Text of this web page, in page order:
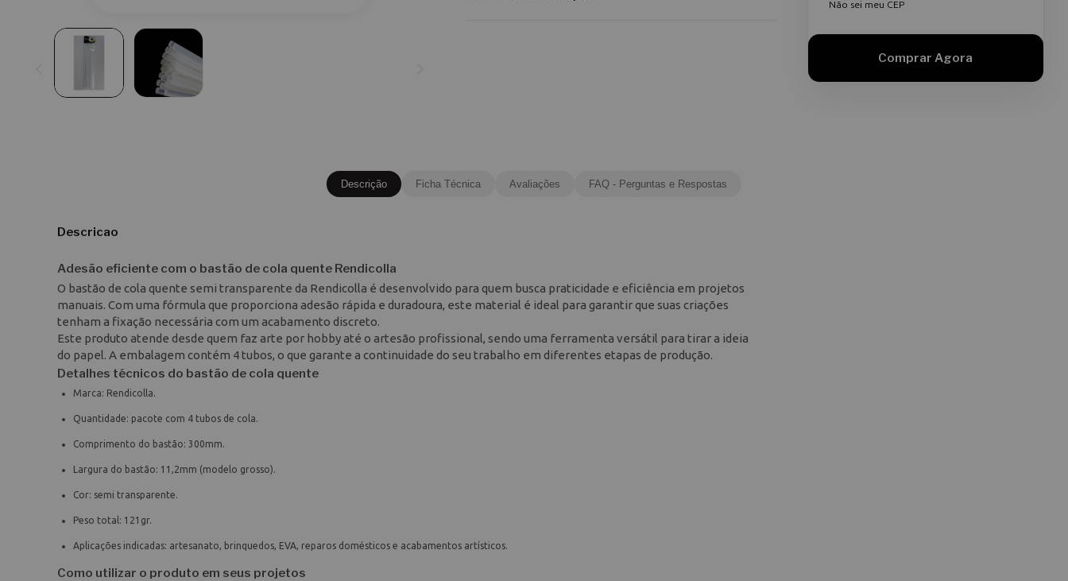
Não sei meu CEP
Descrição Ficha Técnica Avaliações FAQ - Perguntas e Respostas
Descricao
Adesão eficiente com o bastão de cola quente Rendicolla
O bastão de cola quente semi transparente da Rendicolla é desenvolvido para quem busca praticidade e eficiência em projetos
manuais. Com uma fórmula que proporciona adesão rápida e duradoura, este material é ideal para garantir que suas criações
tenham a fixação necessária com um acabamento discreto.
Este produto atende desde quem faz arte por hobby até o artesão profissional, sendo uma ferramenta versátil para tirar a ideia
do papel. A embalagem contém 4 tubos, o que garante a continuidade do seu trabalho em diferentes etapas de produção.
Detalhes técnicos do bastão de cola quente
Marca: Rendicolla.
Quantidade: pacote com 4 tubos de cola.
Comprimento do bastão: 300mm.
Largura do bastão: 11,2mm (modelo grosso).
Cor: semi transparente.
Peso total: 121gr.
Aplicações indicadas: artesanato, brinquedos, EVA, reparos domésticos e acabamentos artísticos.
Como utilizar o produto em seus projetos